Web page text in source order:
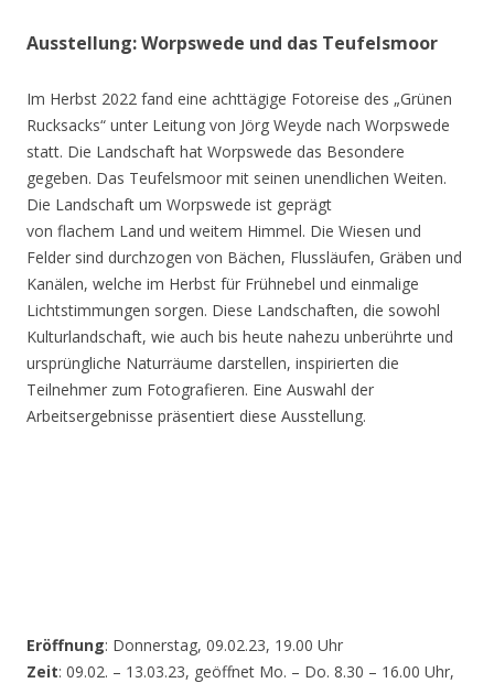
Ausstellung: Worpswede und das Teufelsmoor
Im Herbst 2022 fand eine achttägige Fotoreise des „Grünen
Rucksacks“ unter Leitung von Jörg Weyde nach Worpswede
statt. Die Landschaft hat Worpswede das Besondere
gegeben. Das Teufelsmoor mit seinen unendlichen Weiten.
Die Landschaft um Worpswede ist geprägt
von flachem Land und weitem Himmel. Die Wiesen und
Felder sind durchzogen von Bächen, Flussläufen, Gräben und
Kanälen, welche im Herbst für Frühnebel und einmalige
Lichtstimmungen sorgen. Diese Landschaften, die sowohl
Kulturlandschaft, wie auch bis heute nahezu unberührte und
ursprüngliche Naturräume darstellen, inspirierten die
Teilnehmer zum Fotografieren. Eine Auswahl der
Arbeitsergebnisse präsentiert diese Ausstellung.
Eröffnung: Donnerstag, 09.02.23, 19.00 Uhr
Zeit: 09.02. – 13.03.23, geöffnet Mo. – Do. 8.30 – 16.00 Uhr,